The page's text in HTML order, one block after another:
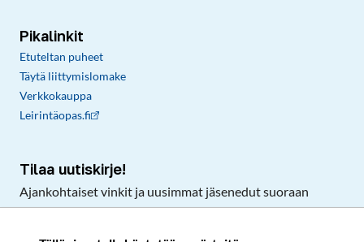
Pikalinkit
Etuteltan puheet
Täytä liittymislomake
Verkkokauppa
Leirintäopas.fi
Tilaa uutiskirje!
Ajankohtaiset vinkit ja uusimmat jäsenedut suoraan